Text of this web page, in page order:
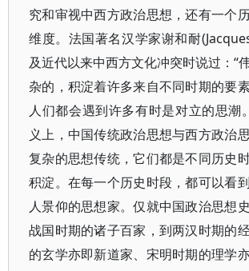
究和审视中西方政治思想，还有一个
维度。法国著名汉学家谢和耐
及近代以来中西方文化冲突时说过：“
杂的，积淀着许多来自不同时期的要
人们都会遇到许多有时是对立的思潮
义上，中国传统政治思想与西方政治
复杂的思想传统，它们都是不同历史
积淀。在每一个历史时段，都可以看
人景仰的思想家。仅就中国政治思想
战国时期的诸子百家，到两汉时期的
的玄学亦即新道家、宋明时期的理学